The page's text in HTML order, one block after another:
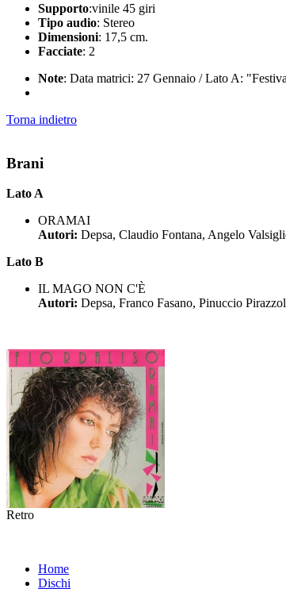
Supporto:vinile 45 giri
Tipo audio: Stereo
Dimensioni: 17,5 cm.
Facciate: 2
Note: Data matrici: 27 Gennaio / Lato A:
Torna indietro
Brani
Lato A
ORAMAI
Autori: Depsa, Claudio Fontana, Angelo
Lato B
IL MAGO NON C'È
Autori: Depsa, Franco Fasano, Pinuccio
Retro
Home
Dischi